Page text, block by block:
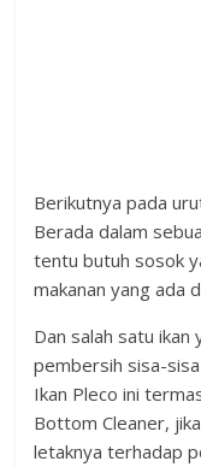
Berikutnya pada
Berada dalam
tentu butuh sosok
makanan yang ada
Dan salah satu
pembersih sisa-
Ikan Pleco ini
Bottom Cleaner,
letaknya terhadap